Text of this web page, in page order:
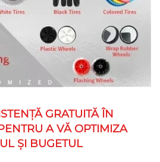
GRATUITĂ ÎN
A VĂ OPTIMIZA
ȘI BUGETUL